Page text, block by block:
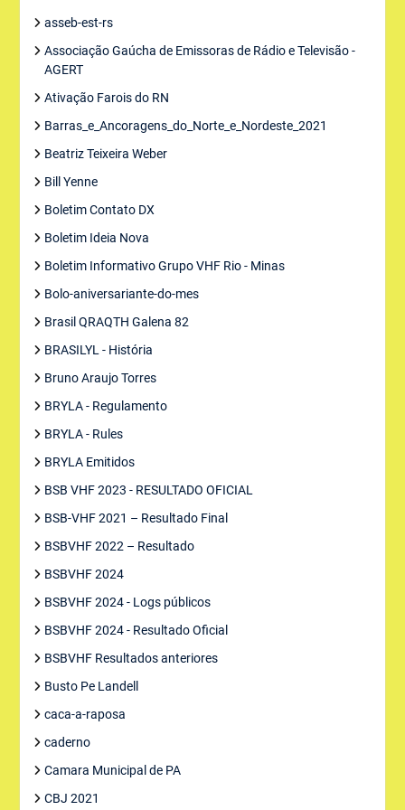
asseb-est-rs
Associação Gaúcha de Emissoras de Rádio e Televisão -
AGERT
Ativação Farois do RN
Barras_e_Ancoragens_do_Norte_e_Nordeste_2021
Beatriz Teixeira Weber
Bill Yenne
Boletim Contato DX
Boletim Ideia Nova
Boletim Informativo Grupo VHF Rio - Minas
Bolo-aniversariante-do-mes
Brasil QRAQTH Galena 82
BRASILYL - História
Bruno Araujo Torres
BRYLA - Regulamento
BRYLA - Rules
BRYLA Emitidos
BSB VHF 2023 - RESULTADO OFICIAL
BSB-VHF 2021 – Resultado Final
BSBVHF 2022 – Resultado
BSBVHF 2024
BSBVHF 2024 - Logs públicos
BSBVHF 2024 - Resultado Oficial
BSBVHF Resultados anteriores
Busto Pe Landell
caca-a-raposa
caderno
Camara Municipal de PA
CBJ 2021